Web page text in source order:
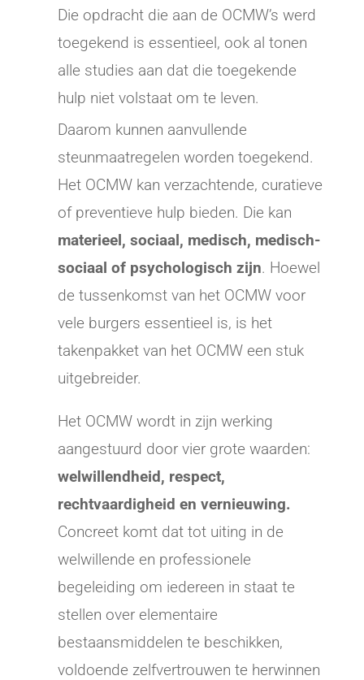
Die opdracht die aan de OCMW’s werd
toegekend is essentieel, ook al tonen
alle studies aan dat die toegekende
hulp niet volstaat om te leven.
Daarom kunnen aanvullende
steunmaatregelen worden toegekend.
Het OCMW kan verzachtende, curatieve
of preventieve hulp bieden. Die kan
materieel, sociaal, medisch, medisch-
sociaal of psychologisch zijn. Hoewel
de tussenkomst van het OCMW voor
vele burgers essentieel is, is het
takenpakket van het OCMW een stuk
uitgebreider.
Het OCMW wordt in zijn werking
aangestuurd door vier grote waarden:
welwillendheid, respect,
rechtvaardigheid en vernieuwing.
Concreet komt dat tot uiting in de
welwillende en professionele
begeleiding om iedereen in staat te
stellen over elementaire
bestaansmiddelen te beschikken,
voldoende zelfvertrouwen te herwinnen